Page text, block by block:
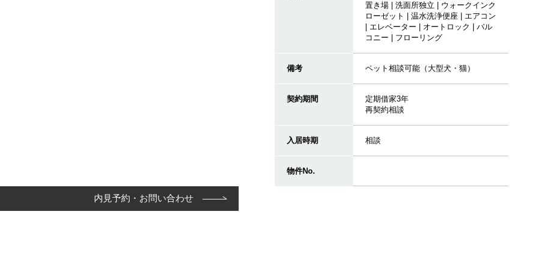
置き場 | 洗面所独立 | ウォークインク
ローゼット | 温水洗浄便座 | エアコン
| エレベーター | オートロック | バル
コニー | フローリング
備考 ペット相談可能（大型犬・猫）
契約期間
定期借家3年
再契約相談
入居時期 相談
物件No.
内見予約・お問い合わせ